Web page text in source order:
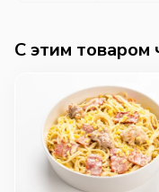
C этим товаром